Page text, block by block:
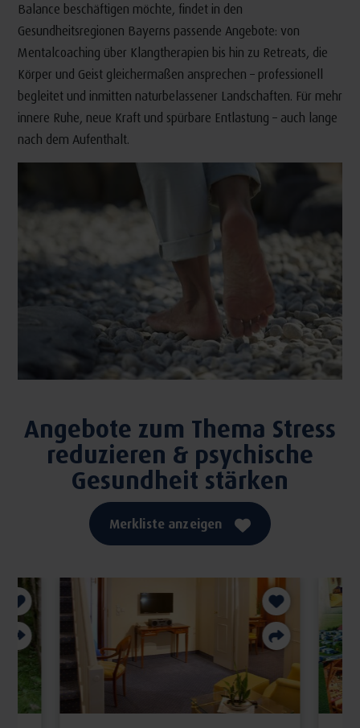
Balance beschäftigen möchte, findet in den
Gesundheitsregionen Bayerns passende Angebote: von
Mentalcoaching über Klangtherapien bis hin zu Retreats, die
Körper und Geist gleichermaßen ansprechen – professionell
begleitet und inmitten naturbelassener Landschaften. Für mehr
innere Ruhe, neue Kraft und spürbare Entlastung – auch lange
nach dem Aufenthalt.
Angebote zum Thema Stress
reduzieren & psychische
Gesundheit stärken
Merkliste anzeigen